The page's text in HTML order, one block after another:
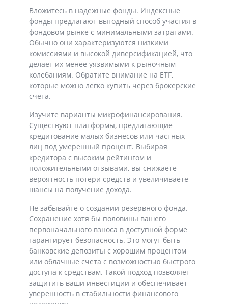
Вложитесь в надежные фонды. Индексные
фонды предлагают выгодный способ участия в
фондовом рынке с минимальными затратами.
Обычно они характеризуются низкими
комиссиями и высокой диверсификацией, что
делает их менее уязвимыми к рыночным
колебаниям. Обратите внимание на ETF,
которые можно легко купить через брокерские
счета.
Изучите варианты микрофинансирования.
Существуют платформы, предлагающие
кредитование малых бизнесов или частных
лиц под умеренный процент. Выбирая
кредитора с высоким рейтингом и
положительными отзывами, вы снижаете
вероятность потери средств и увеличиваете
шансы на получение дохода.
Не забывайте о создании резервного фонда.
Сохранение хотя бы половины вашего
первоначального взноса в доступной форме
гарантирует безопасность. Это могут быть
банковские депозиты с хорошим процентом
или облачные счета с возможностью быстрого
доступа к средствам. Такой подход позволяет
защитить ваши инвестиции и обеспечивает
уверенность в стабильности финансового